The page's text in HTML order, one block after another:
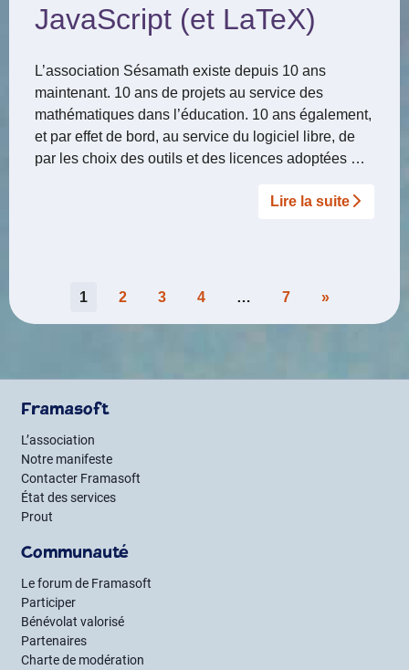
JavaScript (et LaTeX)
L’association Sésamath existe depuis 10 ans
maintenant. 10 ans de projets au service des
mathématiques dans l’éducation. 10 ans également,
et par effet de bord, au service du logiciel libre, de
par les choix des outils et des licences adoptées …
Lire la suite­­
Pagination
des
1 2 3 4 … 7 »
Framasoft
L’association
Notre manifeste
Contacter Framasoft
État des services
Prout
Communauté
Le forum de Framasoft
Participer
Bénévolat valorisé
Partenaires
Charte de modération